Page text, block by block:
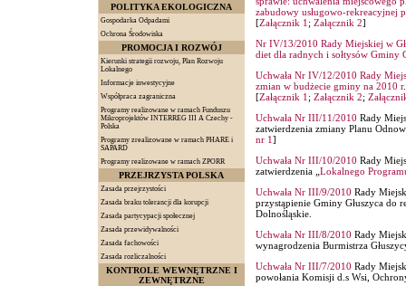
POLITYKA EKOLOGICZNA
Gospodarka Odpadami
Ochrona Środowiska
PROMOCJA I ROZWÓJ
Kierunki strategii rozwoju, Plan Rozwoju
Lokalnego
Informacje inwestycyjne
Współpraca zagraniczna
Programy realizowane w ramach Funduszu
Mikroprojektów INTERREG III A Czechy -
Polska
Programy zrealizowane w ramach PHARE i
SAPARD
Programy realizowane w ramach ZPORR
PRZEJRZYSTA POLSKA
Zasada przejrzystości
Zasada braku tolerancji dla korupcji
Zasada partycypacji społecznej
Zasada przewidywalności
Zasada fachowości
Zasada rozliczalności
KONTROLE WEWNĘTRZNE I
ZEWNĘTRZNE
zabudowy usługowo-rekreacyjnej
[Załącznik 1 ; Załącznik 2]
Nr IV/13/2010 Rady Miejskiej w
diet dla radnych i sołtysów Gminy
Uchwała Nr IV/12/2010 Rady
zmian w budżecie gminy na 2010 r.
[Załącznik 1 ; Załącznik 2;
Uchwała Nr III/11/2010 Rady
zatwierdzenia zmiany Planu
nr 1]
Uchwała Nr III/10/2010 Rady
zatwierdzenia „ Lokalnego
Uchwała Nr III/9/2010 Rady
przystąpienie Gminy Głuszyca do
Dolnośląskie.
Uchwała Nr III/8/2010 Rady
wynagrodzenia Burmistrza
Uchwała Nr III/7/2010 Rady
powołania Komisji d.s Wsi,